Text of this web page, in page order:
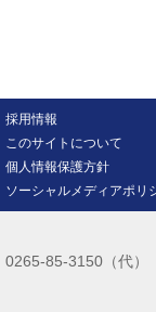
採用情報
このサイトについて
個人情報保護方針
ソーシャルメディアポリ
85-3150（代